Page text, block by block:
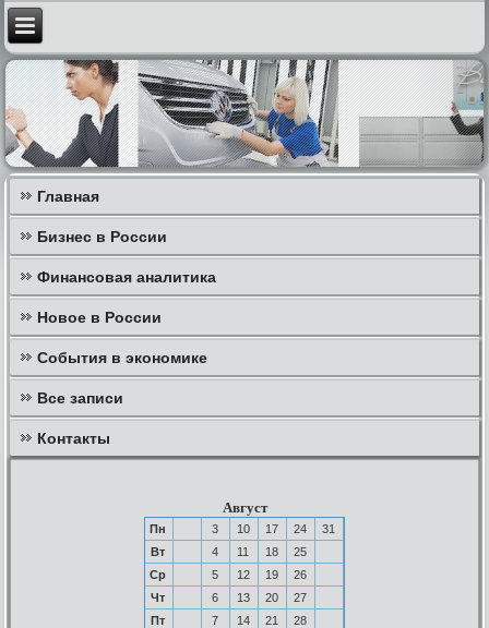
Главная
Бизнес в России
Финансовая аналитика
Новое в России
События в экономике
Все записи
Контакты
Август
Пн 3 10 17 24
31
Вт
4 11 18
25
Ср
5 12 19
26
Чт
6 13 20
27
Пт
7 14 21
28